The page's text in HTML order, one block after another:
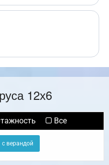
12х6
Все
с верандой